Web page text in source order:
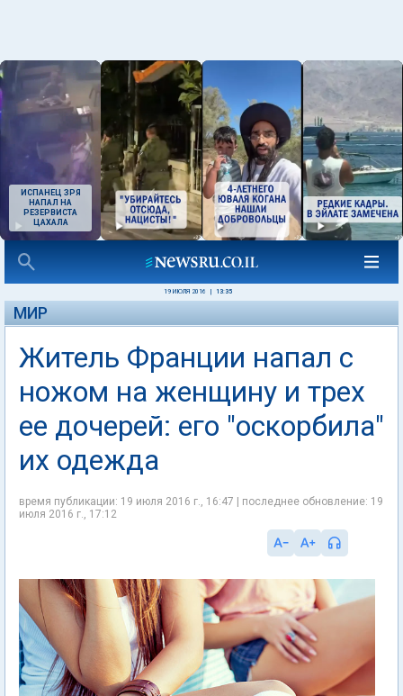
ИСПАНЕЦ ЗРЯ
НАПАЛ НА
РЕЗЕРВИСТА
ЦАХАЛА
19 ИЮЛЯ 2016 13:35
МИР
Житель Франции напал с
ножом на женщину и трех
ее дочерей: его "оскорбила"
их одежда
время публикации: 19 июля 2016 г., 16:47 | последнее обновление: 19
июля 2016 г., 17:12